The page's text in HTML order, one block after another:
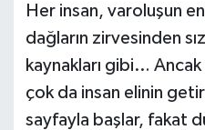
Her insan, varoluşun
dağların zirvesinden
kaynakları gibi…
çok da insan elinin
sayfayla başlar, fakat